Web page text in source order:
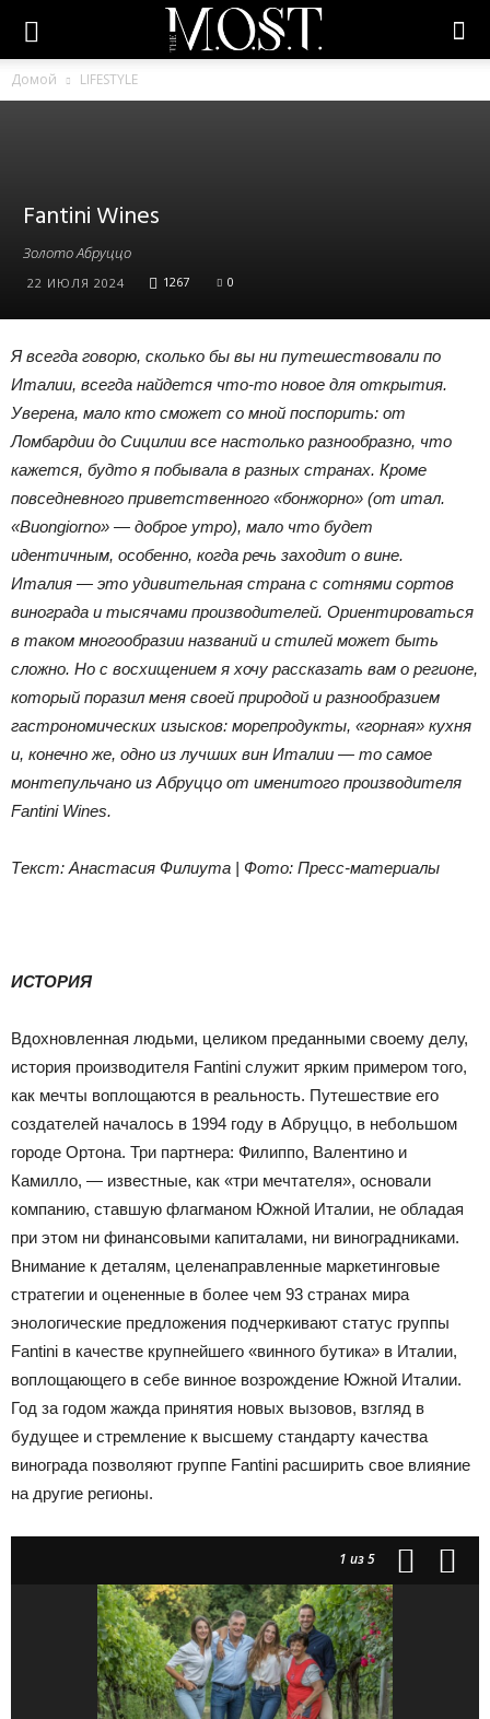
Домой LIFESTYLE
Fantini Wines
Золото Абруццо
22 ИЮЛЯ 2024 1267 0
Я всегда говорю, сколько бы вы ни путешествовали по
Италии, всегда найдется что-то новое для открытия.
Уверена, мало кто сможет со мной поспорить: от
Ломбардии до Сицилии все настолько разнообразно, что
кажется, будто я побывала в разных странах. Кроме
повседневного приветственного «бонжорно» (от итал.
«Buongiorno» — доброе утро), мало что будет
идентичным, особенно, когда речь заходит о вине.
Италия — это удивительная страна с сотнями сортов
винограда и тысячами производителей. Ориентироваться
в таком многообразии названий и стилей может быть
сложно. Но с восхищением я хочу рассказать вам о регионе,
который поразил меня своей природой и разнообразием
гастрономических изысков: морепродукты, «горная» кухня
и, конечно же, одно из лучших вин Италии — то самое
монтепульчано из Абруццо от именитого производителя
Fantini Wines.
Текст: Анастасия Филиута | Фото: Пресс-материалы
ИСТОРИЯ
Вдохновленная людьми, целиком преданными своему делу,
история производителя Fantini служит ярким примером того,
как мечты воплощаются в реальность. Путешествие его
создателей началось в 1994 году в Абруццо, в небольшом
городе Ортона. Три партнера: Филиппо, Валентино и
Камилло, — известные, как «три мечтателя», основали
компанию, ставшую флагманом Южной Италии, не обладая
при этом ни финансовыми капиталами, ни виноградниками.
Внимание к деталям, целенаправленные маркетинговые
стратегии и оцененные в более чем 93 странах мира
энологические предложения подчеркивают статус группы
Fantini в качестве крупнейшего «винного бутика» в Италии,
воплощающего в себе винное возрождение Южной Италии.
Год за годом жажда принятия новых вызовов, взгляд в
будущее и стремление к высшему стандарту качества
винограда позволяют группе Fantini расширить свое влияние
на другие регионы.
1 из 5